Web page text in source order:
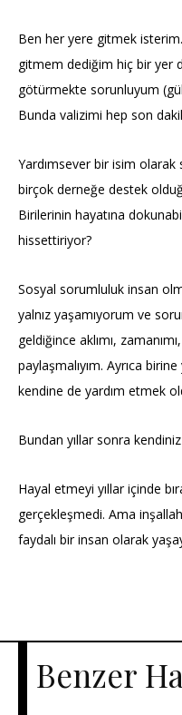
Ben her yere gitmek
gitmem dediğim hiç bir yer
götürmekte sorunluyum
Bunda valizimi hep son
Yardımsever bir isim
birçok derneğe destek
Birilerinin hayatına
hissettiriyor?
Sosyal sorumluluk insan
yalnız yaşamıyorum ve
geldiğince aklımı,
paylaşmalıyım. Ayrıca
kendine de yardım etmek
Bundan yıllar sonra
Hayal etmeyi yıllar içinde
gerçekleşmedi. Ama
faydalı bir insan olarak
Benzer